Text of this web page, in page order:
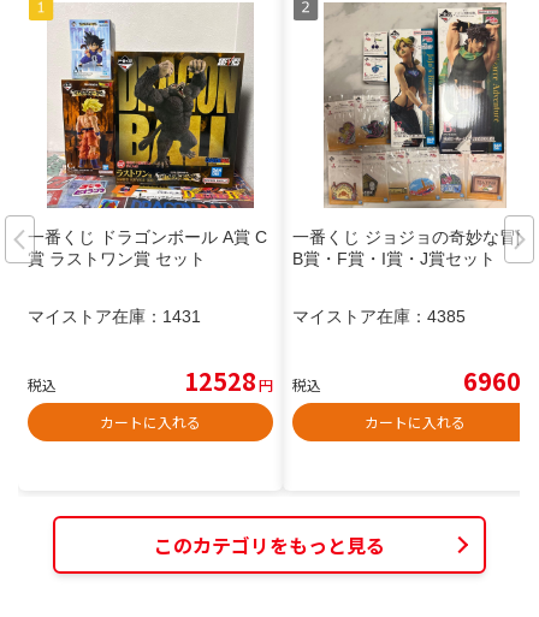
一番くじ ドラゴンボール A賞 C
賞 ラストワン賞 セット
マイストア在庫： 1431
税込 12528円
カートに入れる
一番くじ ジョジョの奇妙な冒険
B賞・F賞・I賞・J賞セット
マイストア在庫： 4385
税込 6960
カートに入れる
このカテゴリをもっと見る